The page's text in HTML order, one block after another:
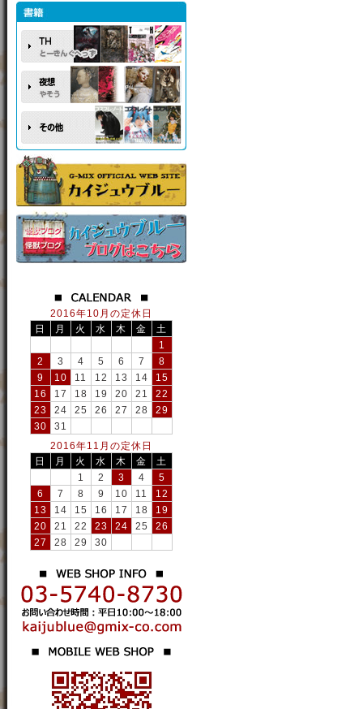
2016年10月の定休日
日
月 火 水 木 金
土
1
2
3 4 5 6 7
8
9
10 11 12 13 14
15
16
17 18 19 20 21
22
23
24 25 26 27 28
29
30
31
2016年11月の定休日
日
月 火 水 木 金
土
1
2 3 4
5
6
7 8 9 10 11
12
13
14 15 16 17 18
19
20
21 22 23 24 25
26
27
28 29 30